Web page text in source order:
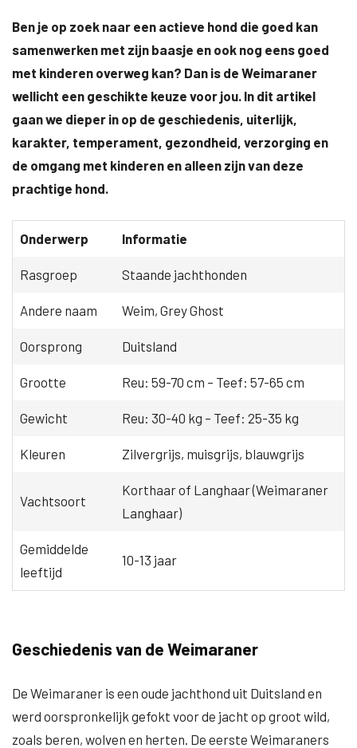
Ben je op zoek naar een actieve hond die goed kan
samenwerken met zijn baasje en ook nog eens goed
met kinderen overweg kan? Dan is de Weimaraner
wellicht een geschikte keuze voor jou. In dit artikel
gaan we dieper in op de geschiedenis, uiterlijk,
karakter, temperament, gezondheid, verzorging en
de omgang met kinderen en alleen zijn van deze
prachtige hond.
Onderwerp Informatie
Rasgroep Staande jachthonden
Andere naam Weim, Grey Ghost
Oorsprong Duitsland
Grootte Reu: 59-70 cm – Teef: 57-65 cm
Gewicht Reu: 30-40 kg – Teef: 25-35 kg
Kleuren Zilvergrijs, muisgrijs, blauwgrijs
Vachtsoort
Korthaar of Langhaar (Weimaraner
Langhaar)
Gemiddelde
leeftijd
10-13 jaar
Geschiedenis van de Weimaraner
De Weimaraner is een oude jachthond uit Duitsland en
werd oorspronkelijk gefokt voor de jacht op groot wild,
zoals beren, wolven en herten. De eerste Weimaraners